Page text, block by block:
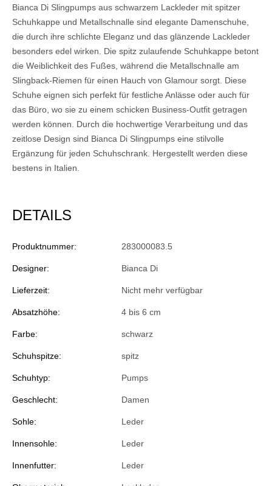
Bianca Di Slingpumps aus schwarzem Lackleder mit spitzer
Schuhkappe und Metallschnalle sind elegante Damenschuhe,
die durch ihre schlichte Eleganz und das glänzende Lackleder
besonders edel wirken. Die spitz zulaufende Schuhkappe betont
die Weiblichkeit des Fußes, während die Metallschnalle am
Slingback-Riemen für einen Hauch von Glamour sorgt. Diese
Schuhe eignen sich perfekt für festliche Anlässe oder auch für
das Büro, wo sie zu einem schicken Business-Outfit getragen
werden können. Durch die hochwertige Verarbeitung und das
zeitlose Design sind Bianca Di Slingpumps eine stilvolle
Ergänzung für jeden Schuhschrank. Hergestellt werden diese
bestens in Italien.
DETAILS
Produktnummer: 283000083.5
Designer: Bianca Di
Lieferzeit: Nicht mehr verfügbar
Absatzhöhe: 4 bis 6 cm
Farbe: schwarz
Schuhspitze: spitz
Schuhtyp: Pumps
Geschlecht: Damen
Sohle: Leder
Innensohle: Leder
Innenfutter: Leder